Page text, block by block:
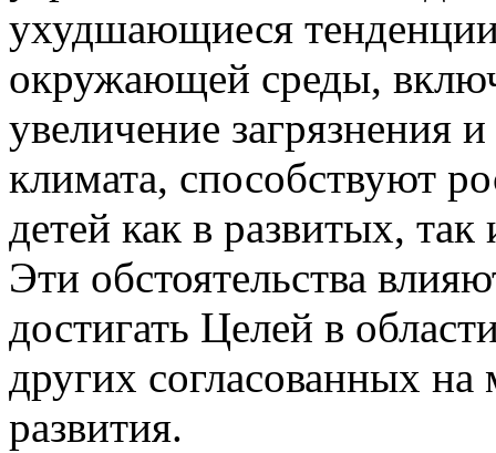
ухудшающиеся
окружающей среды,
увеличение загрязнения
климата, способствуют
детей как в развитых,
Эти обстоятельства
достигать Целей в
других согласованных
развития.